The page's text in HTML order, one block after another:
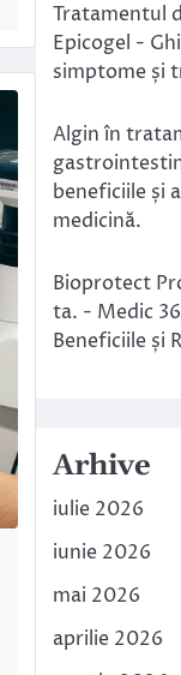
Tratamentul
Epicogel -
simptome și
Algin în
beneficiile și
medicină.
Bioprotect
ta. - Medic
Beneficiile și
Arhive
iulie 2026
iunie 2026
mai 2026
aprilie 2026